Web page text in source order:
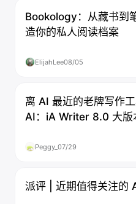
Bookology：从藏书到
造你的私人阅读档案
ElijahLee08/05
离 AI 最近的老牌写作
AI：iA Writer 8.0 大版
Peggy_ 07/29
派评 | 近期值得关注的